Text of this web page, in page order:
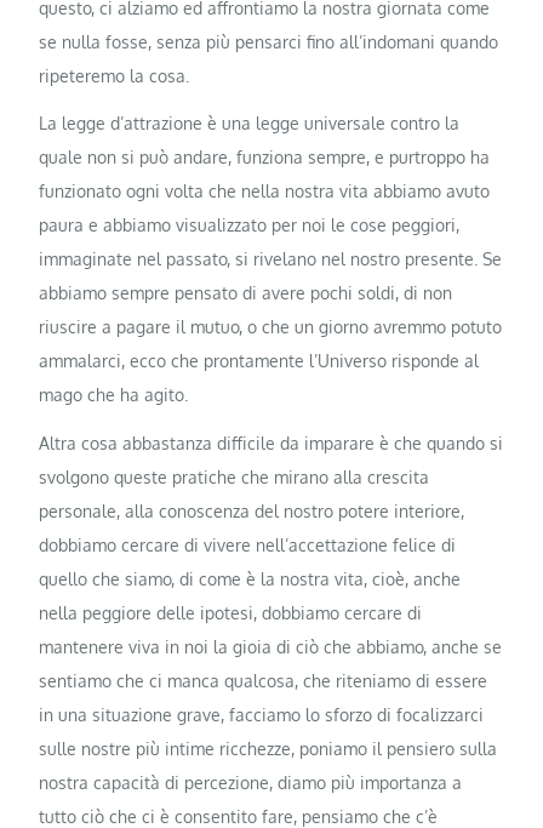
questo, ci alziamo ed affrontiamo la nostra giornata come
se nulla fosse, senza più pensarci fino all’indomani quando
ripeteremo la cosa.
La legge d’attrazione è una legge universale contro la
quale non si può andare, funziona sempre, e purtroppo ha
funzionato ogni volta che nella nostra vita abbiamo avuto
paura e abbiamo visualizzato per noi le cose peggiori,
immaginate nel passato, si rivelano nel nostro presente. Se
abbiamo sempre pensato di avere pochi soldi, di non
riuscire a pagare il mutuo, o che un giorno avremmo potuto
ammalarci, ecco che prontamente l’Universo risponde al
mago che ha agito.
Altra cosa abbastanza difficile da imparare è che quando si
svolgono queste pratiche che mirano alla crescita
personale, alla conoscenza del nostro potere interiore,
dobbiamo cercare di vivere nell’accettazione felice di
quello che siamo, di come è la nostra vita, cioè, anche
nella peggiore delle ipotesi, dobbiamo cercare di
mantenere viva in noi la gioia di ciò che abbiamo, anche se
sentiamo che ci manca qualcosa, che riteniamo di essere
in una situazione grave, facciamo lo sforzo di focalizzarci
sulle nostre più intime ricchezze, poniamo il pensiero sulla
nostra capacità di percezione, diamo più importanza a
tutto ciò che ci è consentito fare, pensiamo che c’è